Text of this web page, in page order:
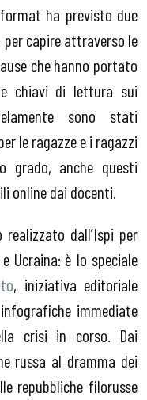
ha previsto due
capire attraverso le
che hanno portato
chiavi di lettura sui
sono stati
le ragazze e i ragazzi
grado, anche questi
online dai docenti.
dall’Ispi per
Ucraina: è lo speciale
, iniziativa editoriale
immediate
crisi in corso. Dai
russa al dramma dei
repubbliche filorusse